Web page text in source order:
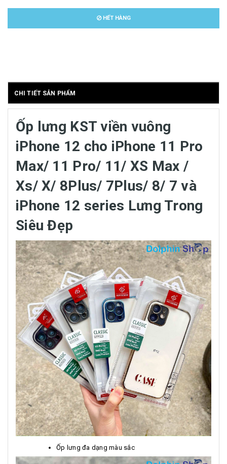
HẾT HÀNG
CHI TIẾT SẢN PHẨM
Ốp lưng KST viền vuông
iPhone 12 cho iPhone 11 Pro
Max/ 11 Pro/ 11/ XS Max /
Xs/ X/ 8Plus/ 7Plus/ 8/ 7 và
iPhone 12 series Lưng Trong
Siêu Đẹp
Ốp lưng đa dạng màu sắc